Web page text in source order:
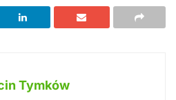
Tymków